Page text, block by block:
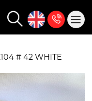
# 42 WHITE